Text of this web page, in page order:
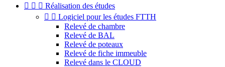
   Réalisation des études
  Logiciel pour les études FTTH
Relevé de chambre
Relevé de BAL
Relevé de poteaux
Relevé de fiche immeuble
Relevé dans le CLOUD